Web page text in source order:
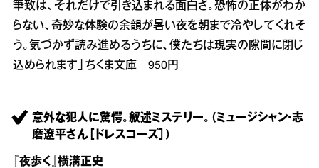
筆致は、それだけで引き込まれる面白さ。恐怖の正体がわか
らない、奇妙な体験の余韻が暑い夜を朝まで冷やしてくれそ
う。気づかず読み進めるうちに、僕たちは現実の隙間に閉じ
込められます」ちくま文庫 950円
意外な犯人に驚愕。叙述ミステリー。（ミュージシャン・志
磨遼平さん［ドレスコーズ］）
『夜歩く』横溝正史